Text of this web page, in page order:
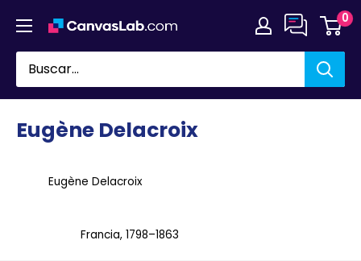
directamente
contenido
0
Eugène Delacroix
Eugène Delacroix
Francia, 1798–1863